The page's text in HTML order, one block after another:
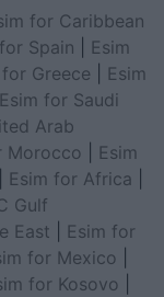
for Caribbean
Spain
Esim
for Greece
Esim
Esim for Saudi
Arab
Morocco
Esim
Esim for Africa
Gulf
East
Esim for
for Mexico
for Kosovo